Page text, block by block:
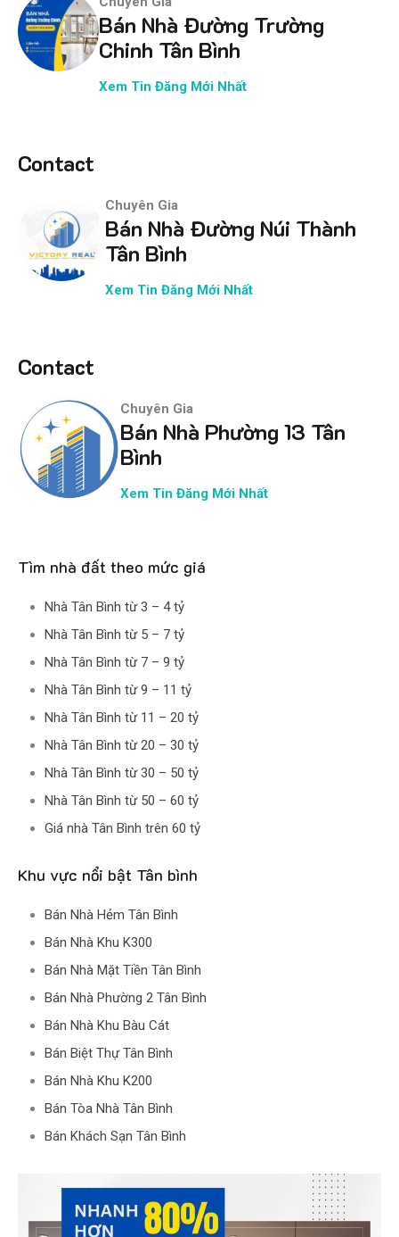
Bán Nhà Đường Trường
Chinh Tân Bình
Xem Tin Đăng Mới Nhất
Contact
Chuyên Gia
Bán Nhà Đường Núi Thành
Tân Bình
Xem Tin Đăng Mới Nhất
Contact
Chuyên Gia
Bán Nhà Phường 13 Tân
Bình
Xem Tin Đăng Mới Nhất
Tìm nhà đất theo mức giá
Nhà Tân Bình từ 3 – 4 tỷ
Nhà Tân Bình từ 5 – 7 tỷ
Nhà Tân Bình từ 7 – 9 tỷ
Nhà Tân Bình từ 9 – 11 tỷ
Nhà Tân Bình từ 11 – 20 tỷ
Nhà Tân Bình từ 20 – 30 tỷ
Nhà Tân Bình từ 30 – 50 tỷ
Nhà Tân Bình từ 50 – 60 tỷ
Giá nhà Tân Bình trên 60 tỷ
Khu vực nổi bật Tân bình
Bán Nhà Hẻm Tân Bình
Bán Nhà Khu K300
Bán Nhà Mặt Tiền Tân Bình
Bán Nhà Phường 2 Tân Bình
Bán Nhà Khu Bàu Cát
Bán Biệt Thự Tân Bình
Bán Nhà Khu K200
Bán Tòa Nhà Tân Bình
Bán Khách Sạn Tân Bình